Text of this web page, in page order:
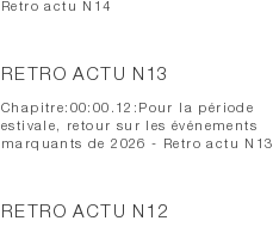
Retro actu N14
RETRO ACTU N13
Chapitre:00:00.12:Pour la période
estivale, retour sur les événements
marquants de 2026 - Retro actu N13
RETRO ACTU N12